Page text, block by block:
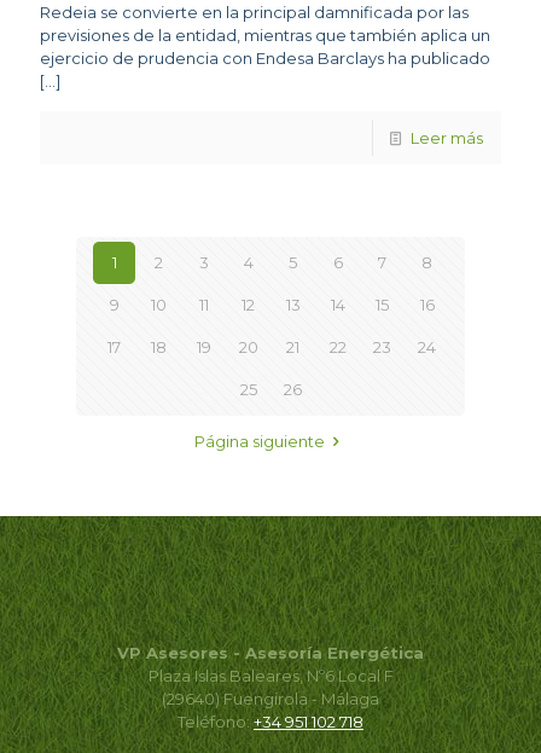
Redeia se convierte en la principal damnificada por las
previsiones de la entidad, mientras que también aplica un
ejercicio de prudencia con Endesa Barclays ha publicado
[…]
Leer más
1 2 3 4 5 6 7 8
9 10 11 12 13 14 15 16
17 18 19 20 21 22 23 24
25 26
Página siguiente
VP Asesores - Asesoría Energética
Plaza Islas Baleares, Nº6 Local F
(29640) Fuengirola - Málaga
Teléfono:+34 951 102 718